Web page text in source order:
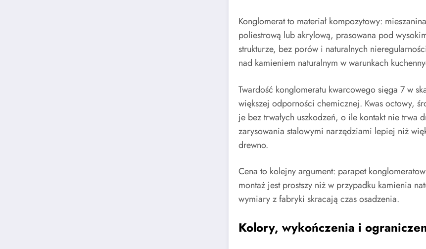
Konglomerat to materiał kompozytowy:
poliestrową lub akrylową, prasowana pod
strukturze, bez porów i naturalnych
nad kamieniem naturalnym w warunkach
Twardość konglomeratu kwarcowego sięga 7 w
większej odporności chemicznej. Kwas octowy,
je bez trwałych uszkodzeń, o ile kontakt nie trwa
zarysowania stalowymi narzędziami lepiej niż
drewno.
Cena to kolejny argument: parapet
montaż jest prostszy niż w przypadku kamienia
wymiary z fabryki skracają czas osadzenia.
Kolory, wykończenia i